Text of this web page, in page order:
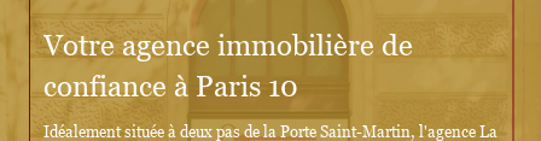
Votre agence immobilière de
confiance à Paris 10
Idéalement située à deux pas de la Porte Saint-Martin, l'agence La